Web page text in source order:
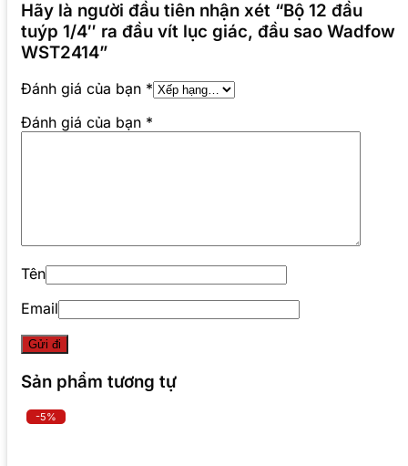
Hãy là người đầu tiên nhận xét “Bộ 12 đầu
tuýp 1/4″ ra đầu vít lục giác, đầu sao Wadfow
WST2414”
Đánh giá của bạn *
Đánh giá của bạn *
Tên
Email
Sản phẩm tương tự
-5%